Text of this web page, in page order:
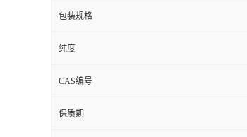
包装规格
纯度
CAS编号
保质期